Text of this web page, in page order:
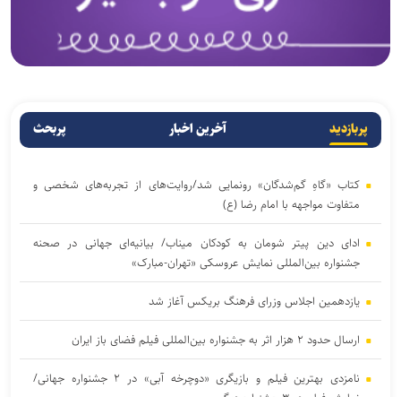
پربازدید آخرین اخبار پربحث
کتاب «گاهِ گم‌شدگان» رونمایی شد/روایت‌های از تجربه‌های شخصی و
متفاوت مواجهه با امام رضا (ع)
ادای دین پیتر شومان به کودکان میناب/ بیانیه‌ای جهانی در صحنه
جشنواره بین‌المللی نمایش عروسکی «تهران-مبارک»
یازدهمین اجلاس وزرای فرهنگ بریکس آغاز شد
ارسال حدود ۲ هزار اثر به جشنواره بین‌المللی فیلم فضای باز ایران
نامزدی بهترین فیلم و بازیگری «دوچرخه آبی» در ۲ جشنواره جهانی/